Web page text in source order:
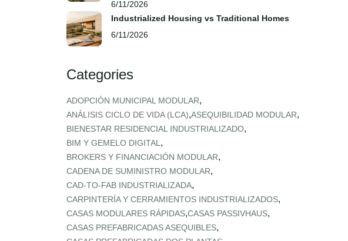
6/11/2026
Industrialized Housing vs Traditional Homes
6/11/2026
Categories
ADOPCIÓN MUNICIPAL MODULAR,
ANÁLISIS CICLO DE VIDA (LCA),ASEQUIBILIDAD MODULAR,
BIENESTAR RESIDENCIAL INDUSTRIALIZADO,
BIM Y GEMELO DIGITAL ,
BROKERS Y FINANCIACIÓN MODULAR,
CADENA DE SUMINISTRO MODULAR,
CAD‑TO‑FAB INDUSTRIALIZADA,
CARPINTERÍA Y CERRAMIENTOS INDUSTRIALIZADOS,
CASAS MODULARES RÁPIDAS,CASAS PASSIVHAUS,
CASAS PREFABRICADAS ASEQUIBLES,